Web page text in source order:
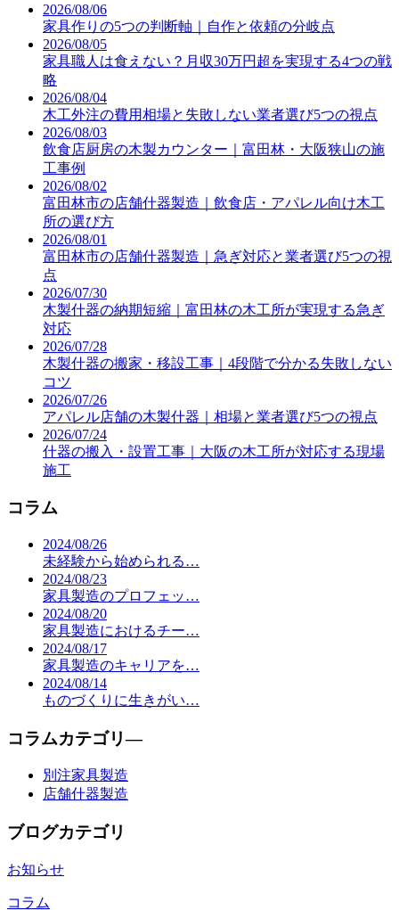
2026/08/06
家具作りの5つの判断軸｜自作と依頼の分岐点
2026/08/05
家具職人は食えない？月収30万円超を実現する4つの戦
略
2026/08/04
木工外注の費用相場と失敗しない業者選び5つの視点
2026/08/03
飲食店厨房の木製カウンター｜富田林・大阪狭山の施
工事例
2026/08/02
富田林市の店舗什器製造｜飲食店・アパレル向け木工
所の選び方
2026/08/01
富田林市の店舗什器製造｜急ぎ対応と業者選び5つの視
点
2026/07/30
木製什器の納期短縮｜富田林の木工所が実現する急ぎ
対応
2026/07/28
木製什器の搬家・移設工事｜4段階で分かる失敗しない
コツ
2026/07/26
アパレル店舗の木製什器｜相場と業者選び5つの視点
2026/07/24
什器の搬入・設置工事｜大阪の木工所が対応する現場
施工
コラム
2024/08/26
未経験から始められる…
2024/08/23
家具製造のプロフェッ…
2024/08/20
家具製造におけるチー…
2024/08/17
家具製造のキャリアを…
2024/08/14
ものづくりに生きがい…
コラムカテゴリ―
別注家具製造
店舗什器製造
ブログカテゴリ
お知らせ
コラム